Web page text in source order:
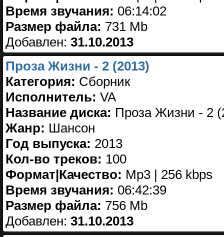
Время звучания: 06:14:02
Размер файла: 731 Mb
Добавлен: 31.10.2013
Проза Жизни - 2 (2013)
Категория: Сборник
Исполнитель: VA
Название диска: Проза Жизни - 2
Жанр: Шансон
Год выпуска: 2013
Кол-во треков: 100
Формат|Качество: Mp3 | 256 kbps
Время звучания: 06:42:39
Размер файла: 756 Mb
Добавлен: 31.10.2013